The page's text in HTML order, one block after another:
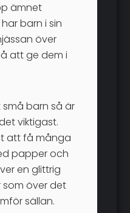
ämnet
barn i sin
över
att ge dem i
små barn så är
viktigast.
att få många
papper och
en glittrig
som över det
sällan.